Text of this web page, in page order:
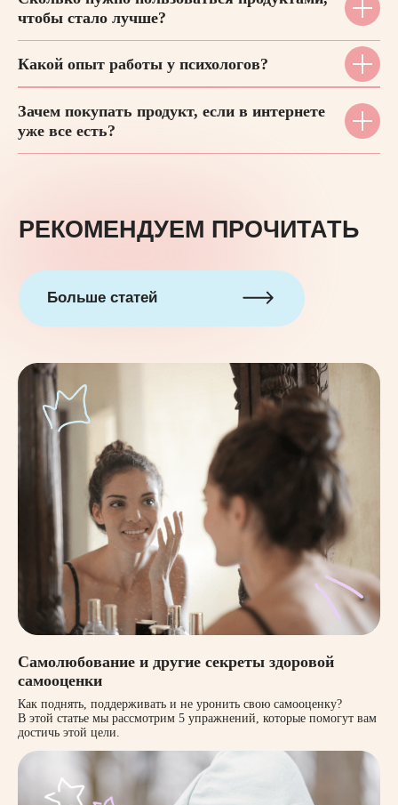
чтобы стало лучше?
Какой опыт работы у психологов?
Зачем покупать продукт, если в интернете
уже все есть?
Самолюбование и другие секреты здоровой
самооценки
Как поднять, поддерживать и не уронить свою самооценку?
В этой статье мы рассмотрим 5 упражнений, которые помогут вам
достичь этой цели.
СНИЛС 20250314186
Политика конфиденциальности
© Все права защищены, 2024
Договор-оферта